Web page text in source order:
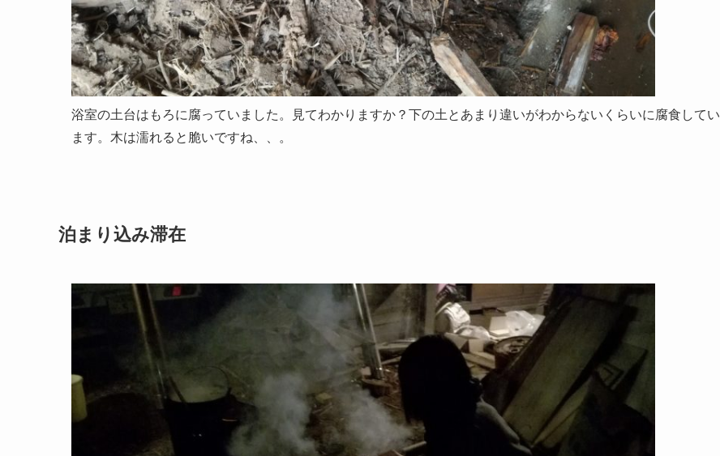
浴室の土台はもろに腐っていました。見てわかりますか？下の土とあまり違いがわからないくらいに腐食してい
ます。木は濡れると脆いですね、、。
泊まり込み滞在